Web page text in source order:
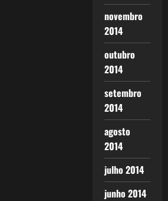
novembro
2014
outubro
2014
setembro
2014
agosto
2014
julho 2014
junho 2014